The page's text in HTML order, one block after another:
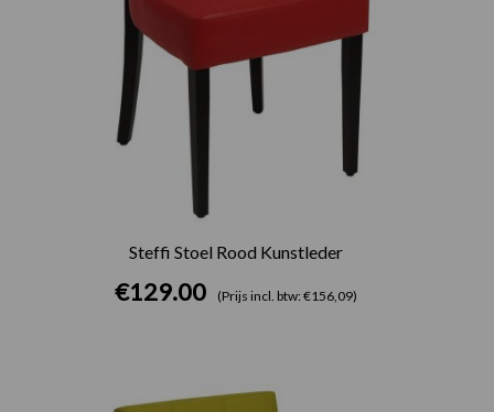
Steffi Stoel Rood Kunstleder
€129.00 (Prijs incl. btw: €156,09)